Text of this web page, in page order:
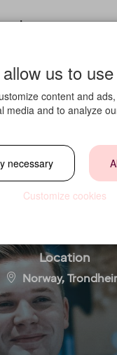
Location
Norway,
us to
content and
media and to analyze
necessary
Customize cookies